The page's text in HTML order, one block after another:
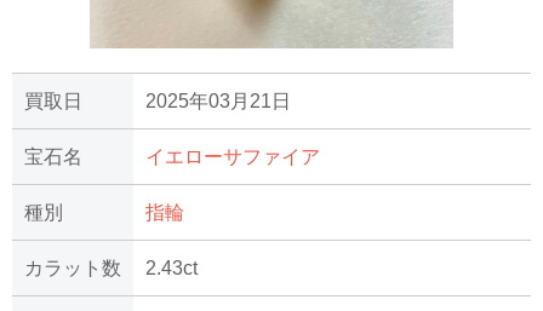
買取日 2025年03月21日
宝石名 イエローサファイア
種別 指輪
カラット数 2.43ct